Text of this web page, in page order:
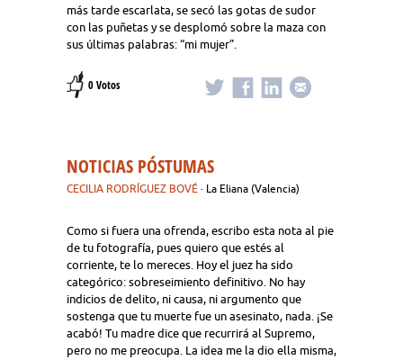
más tarde escarlata, se secó las gotas de sudor
con las puñetas y se desplomó sobre la maza con
sus últimas palabras: “mi mujer”.
0 Votos
NOTICIAS PÓSTUMAS
CECILIA RODRÍGUEZ BOVÉ · La Eliana (Valencia)
Como si fuera una ofrenda, escribo esta nota al pie
de tu fotografía, pues quiero que estés al
corriente, te lo mereces. Hoy el juez ha sido
categórico: sobreseimiento definitivo. No hay
indicios de delito, ni causa, ni argumento que
sostenga que tu muerte fue un asesinato, nada. ¡Se
acabó! Tu madre dice que recurrirá al Supremo,
pero no me preocupa. La idea me la dio ella misma,